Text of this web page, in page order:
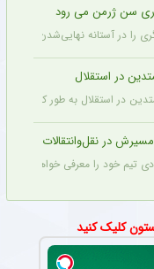
سن ژرمن می رود
در آستانه نهایی‌شدن دارد.
در استقلال
در استقلال به طور کامل
در نقل‌وانتقالات
تیم خود را معرفی خواهد کرد.
کلیک کنید